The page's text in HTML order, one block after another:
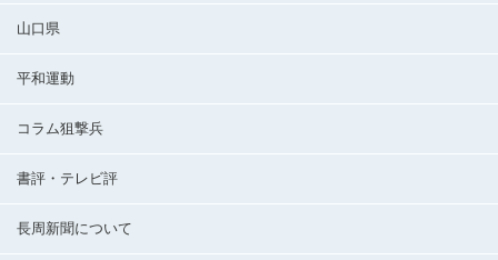
山口県
平和運動
コラム狙撃兵
書評・テレビ評
長周新聞について